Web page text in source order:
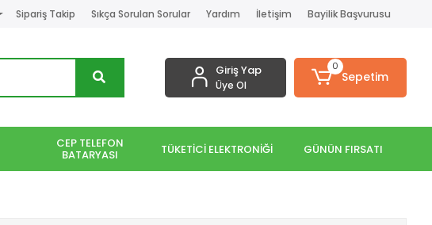
Sipariş Takip Sıkça Sorulan Sorular Yardım İletişim Bayilik Başvurusu
Giriş Yap
Üye Ol
0
Sepetim
CEP TELEFON
BATARYASI TÜKETİCİ ELEKTRONİĞİ GÜNÜN FIRSATI